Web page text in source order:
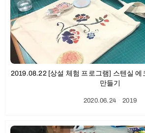
2019.08.22 [상설 체험 프로그램] 스텐실 에
만들기
2020.06.24ㆍ2019